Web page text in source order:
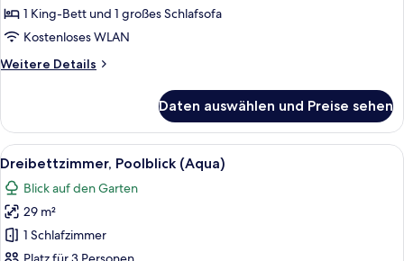
1 King-Bett und 1 großes Schlafsofa
Kostenloses WLAN
Weitere Details
Weitere
Dreibettzimmer
Daten auswählen und Preise sehen
Alle
Fotos
für
Dreibettzimmer,
Poolblick
(Aqua)
Ein Hotelzimmer mit einem großen
6
Dreibettzimmer, Poolblick (Aqua)
Blick auf den Garten
29 m²
1 Schlafzimmer